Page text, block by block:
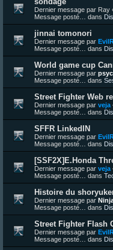
Dernier message par Ray
Message posté… dans
jinnai tomonori
Dernier message par
Message posté… dans
World game cup
Dernier message par
Message posté… dans
Street Fighter Web
Dernier message par veja
Message posté… dans
SFFR LinkedIN
Dernier message par
Message posté… dans
[SSF2X]E.Honda
Dernier message par veja
Message posté… dans
Histoire du
Dernier message par
Message posté… dans
Street Fighter Flash
Dernier message par
Message posté… dans